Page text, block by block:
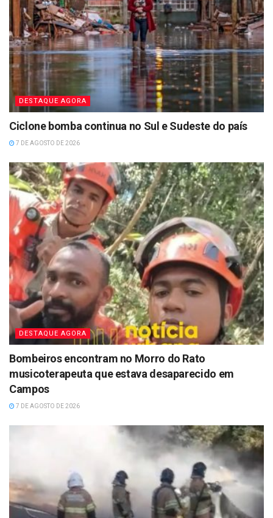
DESTAQUE AGORA
Ciclone bomba continua no Sul e Sudeste do país
7 DE AGOSTO DE 2026
DESTAQUE AGORA
Bombeiros encontram no Morro do Rato
musicoterapeuta que estava desaparecido em
Campos
7 DE AGOSTO DE 2026